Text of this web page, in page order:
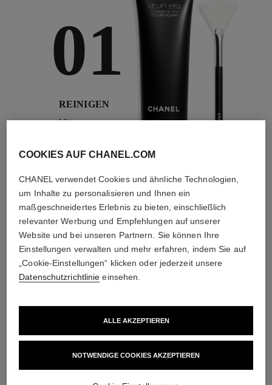
01
REINIGEN
Mit
1/4
DIE PERFEKTE KOMBINATION
COOKIES AUF CHANEL.COM
CHANEL verwendet Cookies und ähnliche Technologien,
um Inhalte zu personalisieren und Ihnen ein
maßgeschneidertes Erlebnis zu bieten, einschließlich
relevanter Werbung und Empfehlungen auf unserer
Website und bei unseren Partnern. Sie können Ihre
Einstellungen verwalten und mehr erfahren, indem Sie auf
„Cookie-Einstellungen“ klicken oder jederzeit unsere
Datenschutzrichtlinie einsehen.
NOTWENDIGE COOKIES AKZEPTIEREN​
ALLE AKZEPTIEREN